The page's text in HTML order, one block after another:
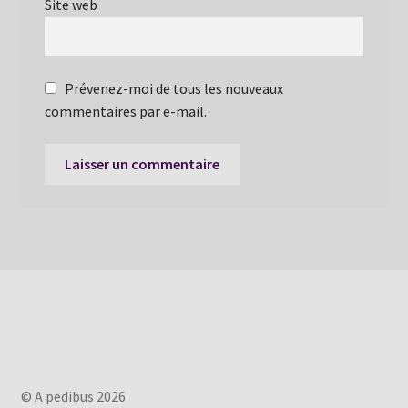
Site web
Prévenez-moi de tous les nouveaux
commentaires par e-mail.
© A pedibus 2026